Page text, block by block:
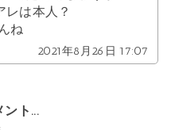
は本人？
ね
2021年8月26日 17:07
ント...